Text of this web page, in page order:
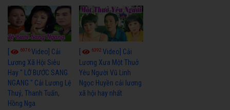
6976Video] Cải
Lương Xã Hội Siêu
Hay " LỠ BƯỚC SANG
NGANG " Cải Lương Lệ
Thuỷ, Thanh Tuấn,
Hồng Nga
6392Video] Cải
Lương Xưa Một Thuở
Yêu Người Vũ Linh
Ngọc Huyền cải lương
xã hội hay nhất